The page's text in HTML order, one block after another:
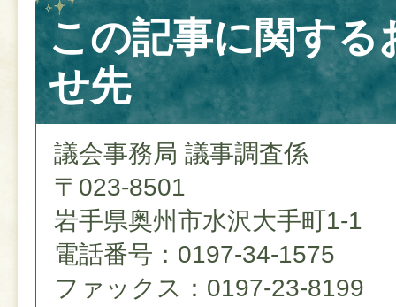
この記事に関する
せ先
議会事務局 議事調査係
〒023-8501
岩手県奥州市水沢大手町1-1
電話番号：0197-34-1575
ファックス：0197-23-8199